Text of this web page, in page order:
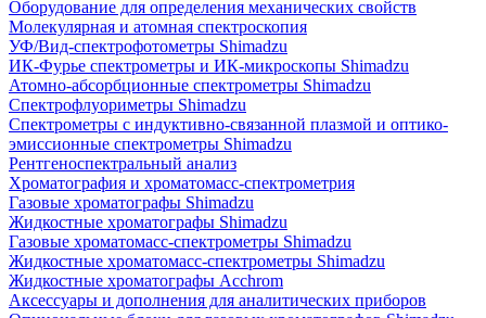
Оборудование для определения механических свойств
Молекулярная и атомная спектроскопия
УФ/Вид-спектрофотометры Shimadzu
ИК-Фурье спектрометры и ИК-микроскопы Shimadzu
Атомно-абсорбционные спектрометры Shimadzu
Спектрофлуориметры Shimadzu
Спектрометры с индуктивно-связанной плазмой и оптико-
эмиссионные спектрометры Shimadzu
Рентгеноспектральный анализ
Хроматография и хроматомасс-спектрометрия
Газовые хроматографы Shimadzu
Жидкостные хроматографы Shimadzu
Газовые хроматомасс-спектрометры Shimadzu
Жидкостные хроматомасс-спектрометры Shimadzu
Жидкостные хроматографы Acchrom
Аксессуары и дополнения для аналитических приборов